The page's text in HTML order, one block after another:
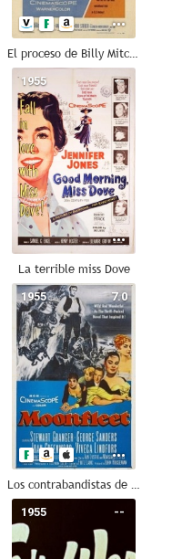
El proceso de Billy Mitchell (Consejo de guerra)
--
1955
La terrible miss Dove
7.0
1955
Los contrabandistas de Moonfleet
--
1955